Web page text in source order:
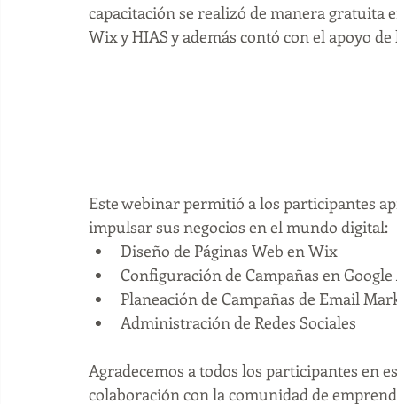
capacitación se realizó de manera gratuita
Wix y HIAS y además contó con el apoyo
Este webinar permitió a los participantes
impulsar sus negocios en el mundo digital:
Diseño de Páginas Web en Wix
Configuración de Campañas en
Planeación de Campañas de Email
Administración de Redes Sociales
Agradecemos a todos los participantes en
colaboración con la comunidad de